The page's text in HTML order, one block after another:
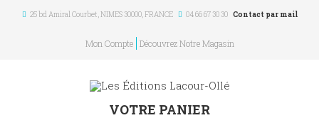
25 bd Amiral Courbet, NIMES 30000,FRANCE 04 66 67 30 30 Contact par mail
Mon Compte Découvrez Notre Magasin
VOTRE PANIER